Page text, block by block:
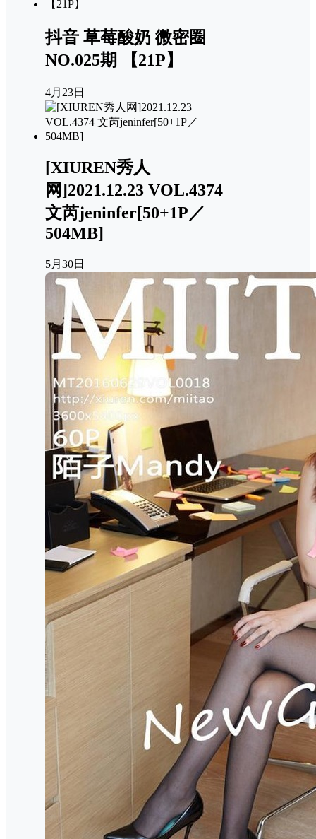
抖音 草莓酸奶 微密圈
NO.025期 【21P】
4月23日
[XIUREN秀人
网]2021.12.23 VOL.4374
文芮jeninfer[50+1P／
504MB]
5月30日